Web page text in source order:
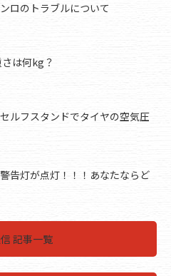
ロのトラブルについて
は何kg？
ルフスタンドでタイヤの空気圧
告灯が点灯！！！あなたならど
記事一覧